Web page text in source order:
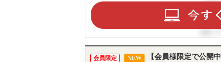
会員限定 NEW 【会員様限定で公開